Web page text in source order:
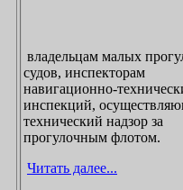
владельцам малых прогулочных
судов, инспекторам
навигационно-
инспекций,
технический надзор за
прогулочным флотом.
Читать далее...